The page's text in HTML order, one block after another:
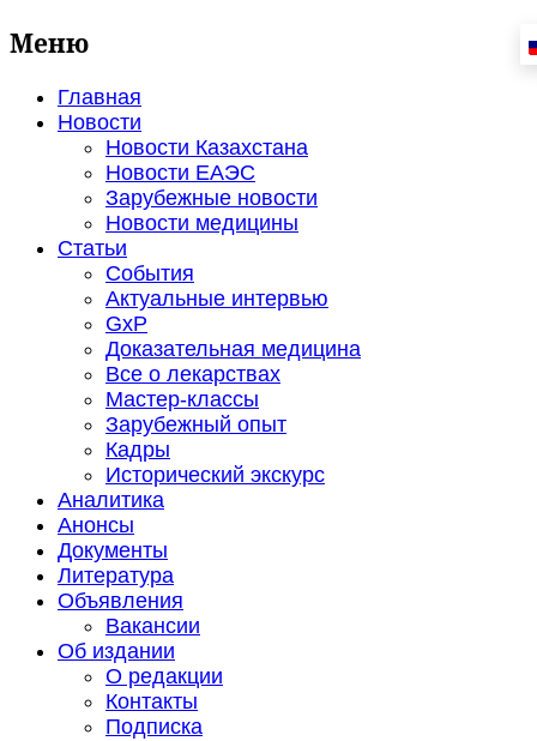
Меню
Главная
Новости
Новости Казахстана
Новости ЕАЭС
Зарубежные новости
Новости медицины
Статьи
События
Актуальные интервью
GxP
Доказательная медицина
Все о лекарствах
Мастер-классы
Зарубежный опыт
Кадры
Исторический экскурс
Аналитика
Анонсы
Документы
Литература
Объявления
Вакансии
Об издании
О редакции
Контакты
Подписка